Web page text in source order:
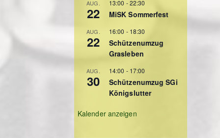
AUG.
22
13:00 -22:30
MiSK Sommerfest
AUG.
22
16:00 - 18:30
Schützenumzug
Grasleben
AUG.
30
14:00 - 17:00
Schützenumzug SGi
Königslutter
Kalender anzeigen